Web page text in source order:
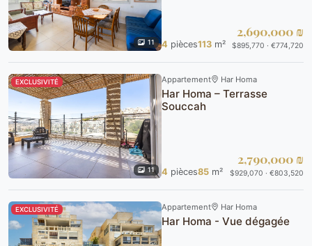
11 4 pièces113 m²
2,690,000 ₪
$895,770 · €774,720
EXCLUSIVITÉ
11
Appartement Har Homa
Har Homa – Terrasse
Souccah
4 pièces85 m²
2,790,000 ₪
$929,070 · €803,520
EXCLUSIVITÉ Appartement Har Homa
Har Homa - Vue dégagée